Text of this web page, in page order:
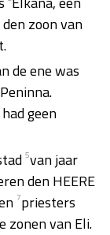
zoon van
de ene was
geen
5van jaar
den HEERE
7priesters
zonen van Eli.